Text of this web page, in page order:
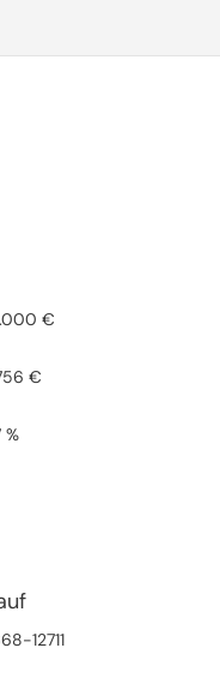
€
€
%
12711